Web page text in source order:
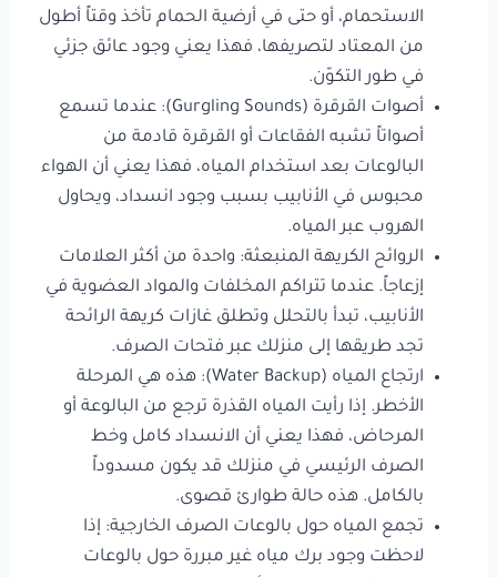
الاستحمام، أو حتى في أرضية الحمام تأخذ وقتاً أطول
من المعتاد لتصريفها، فهذا يعني وجود عائق جزئي
في طور التكوّن.
أصوات القرقرة (Gurgling Sounds): عندما تسمع
أصواتاً تشبه الفقاعات أو القرقرة قادمة من
البالوعات بعد استخدام المياه، فهذا يعني أن الهواء
محبوس في الأنابيب بسبب وجود انسداد، ويحاول
الهروب عبر المياه.
الروائح الكريهة المنبعثة: واحدة من أكثر العلامات
إزعاجاً. عندما تتراكم المخلفات والمواد العضوية في
الأنابيب، تبدأ بالتحلل وتطلق غازات كريهة الرائحة
تجد طريقها إلى منزلك عبر فتحات الصرف.
ارتجاع المياه (Water Backup): هذه هي المرحلة
الأخطر. إذا رأيت المياه القذرة ترجع من البالوعة أو
المرحاض، فهذا يعني أن الانسداد كامل وخط
الصرف الرئيسي في منزلك قد يكون مسدوداً
بالكامل. هذه حالة طوارئ قصوى.
تجمع المياه حول بالوعات الصرف الخارجية: إذا
لاحظت وجود برك مياه غير مبررة حول بالوعات